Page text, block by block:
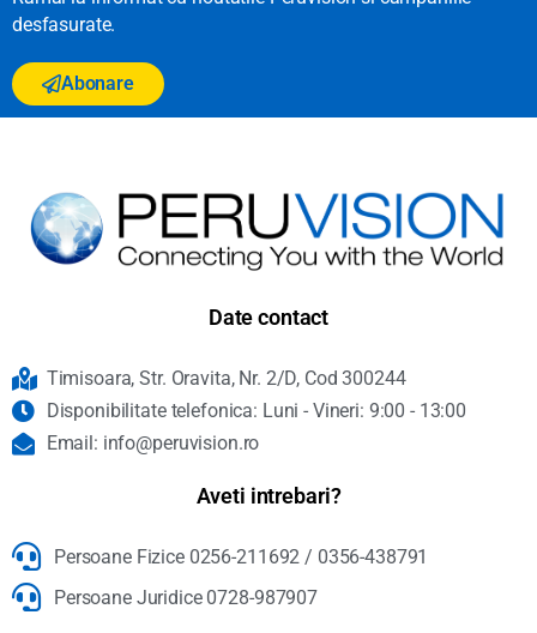
desfasurate.
Abonare
Date contact
Timisoara, Str. Oravita, Nr. 2/D, Cod 300244
Disponibilitate telefonica: Luni - Vineri: 9:00 - 13:00
Email: info@peruvision.ro
Aveti intrebari?
Persoane Fizice 0256-211692 / 0356-438791
Persoane Juridice 0728-987907